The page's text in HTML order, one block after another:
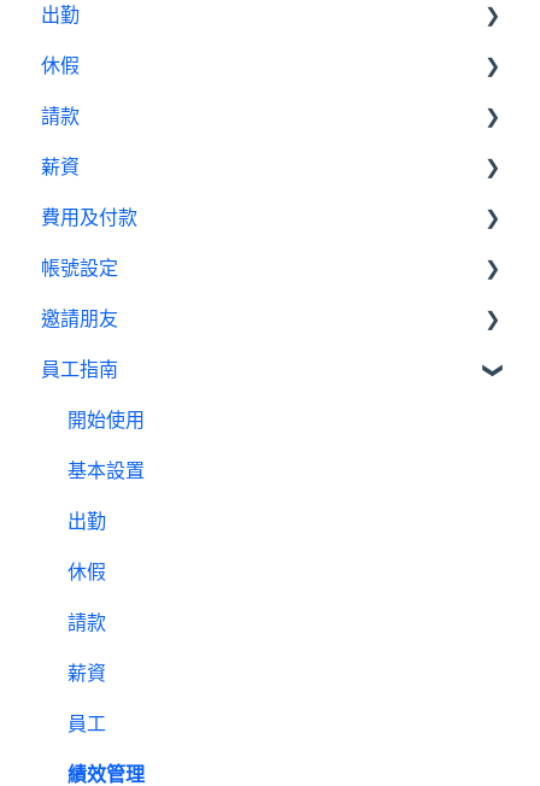
人員
公告
行事曆
績效管理
設定
報表
出勤
基本設定
出勤管理者
我是員工
休假
基本設置
休假管理員
請款
請款管理員
薪資
基本設置
薪資管理員
費用及付款
訂閱相關
費用及付款
帳號設定
管理設定
邀請朋友
邀請制度
員工指南
開始使用
基本設置
出勤
休假
請款
薪資
員工
績效管理